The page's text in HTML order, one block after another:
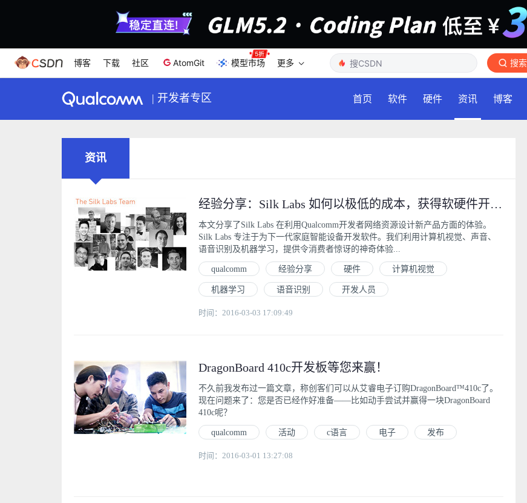
博客 下载 社区 AtomGit 模型市场 更多 搜索
| 开发者专区 首页 软件 硬件 资讯 博客
资讯
经验分享：Silk Labs 如何以极低的成本，获得软硬件开发资源
本文分享了Silk Labs 在利用Qualcomm开发者网络资源设计新产品方面的体验。
Silk Labs 专注于为下一代家庭智能设备开发软件。我们利用计算机视觉、声音、
语音识别及机器学习，提供令消费者惊讶的神奇体验...
qualcomm 经验分享 硬件 计算机视觉
机器学习 语音识别 开发人员
时间：2016-03-03 17:09:49
DragonBoard 410c开发板等您来赢！
不久前我发布过一篇文章，称创客们可以从艾睿电子订购DragonBoard™410c了。
现在问题来了：您是否已经作好准备——比如动手尝试并赢得一块DragonBoard
410c呢？
qualcomm 活动 c语言 电子 发布
时间：2016-03-01 13:27:08